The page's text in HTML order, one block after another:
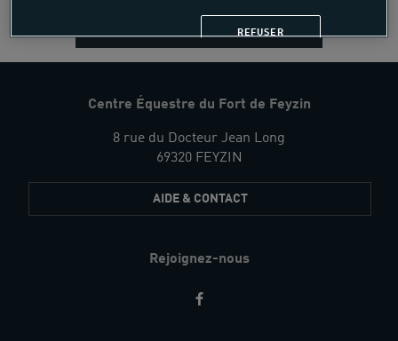
Centre Équestre du Fort de Feyzin
8 rue du Docteur Jean Long
69320 FEYZIN
AIDE & CONTACT
Rejoignez-nous
REFUSER